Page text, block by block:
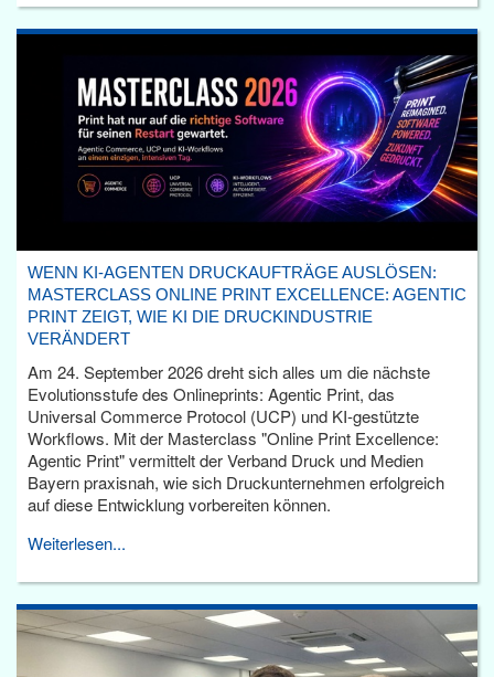
WENN KI-AGENTEN DRUCKAUFTRÄGE AUSLÖSEN:
MASTERCLASS ONLINE PRINT EXCELLENCE: AGENTIC
PRINT ZEIGT, WIE KI DIE DRUCKINDUSTRIE
VERÄNDERT
Am 24. September 2026 dreht sich alles um die nächste
Evolutionsstufe des Onlineprints: Agentic Print, das
Universal Commerce Protocol (UCP) und KI-gestützte
Workflows. Mit der Masterclass "Online Print Excellence:
Agentic Print" vermittelt der Verband Druck und Medien
Bayern praxisnah, wie sich Druckunternehmen erfolgreich
auf diese Entwicklung vorbereiten können.
Weiterlesen...